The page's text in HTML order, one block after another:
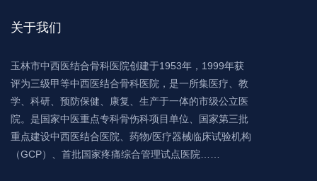
关于我们
玉林市中西医结合骨科医院创建于1953年，1999年获
评为三级甲等中西医结合骨科医院，是一所集医疗、教
学、科研、预防保健、康复、生产于一体的市级公立医
院。是国家中医重点专科骨伤科项目单位、国家第三批
重点建设中西医结合医院、药物/医疗器械临床试验机构
（GCP）、首批国家疼痛综合管理试点医院……